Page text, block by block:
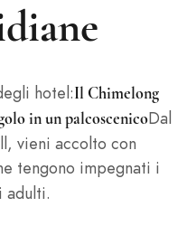
hotel:Il Chimelong
in un palcoscenicoDal
vieni accolto con
tengono impegnati i
adulti.